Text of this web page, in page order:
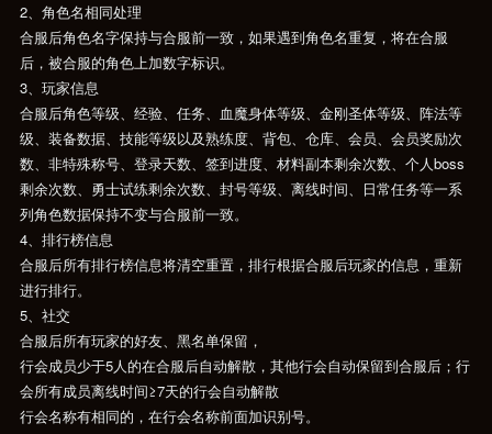
2、角色名相同处理
合服后角色名字保持与合服前一致，如果遇到角色名重复，将在合服
后，被合服的角色上加数字标识。
3、玩家信息
合服后角色等级、经验、任务、血魔身体等级、金刚圣体等级、阵法等
级、装备数据、技能等级以及熟练度、背包、仓库、会员、会员奖励次
数、非特殊称号、登录天数、签到进度、材料副本剩余次数、个人boss
剩余次数、勇士试练剩余次数、封号等级、离线时间、日常任务等一系
列角色数据保持不变与合服前一致。
4、排行榜信息
合服后所有排行榜信息将清空重置，排行根据合服后玩家的信息，重新
进行排行。
5、社交
合服后所有玩家的好友、黑名单保留，
行会成员少于5人的在合服后自动解散，其他行会自动保留到合服后；行
会所有成员离线时间≥7天的行会自动解散
行会名称有相同的，在行会名称前面加识别号。